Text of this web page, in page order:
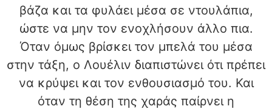
βάζα και τα φυλάει μέσα σε ντουλάπια,
ώστε να μην τον ενοχλήσουν άλλο πια.
Όταν όμως βρίσκει τον μπελά του μέσα
στην τάξη, ο Λουέλιν διαπιστώνει ότι πρέπει
να κρύψει και τον ενθουσιασμό του. Και
όταν τη θέση της χαράς παίρνει η